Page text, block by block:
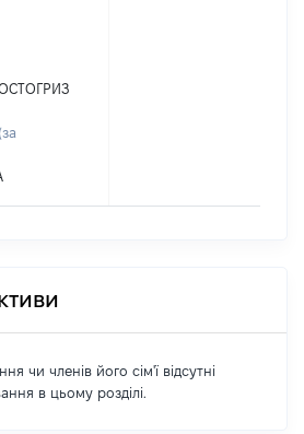
чи членів його сім'ї відсутні
в цьому розділі.